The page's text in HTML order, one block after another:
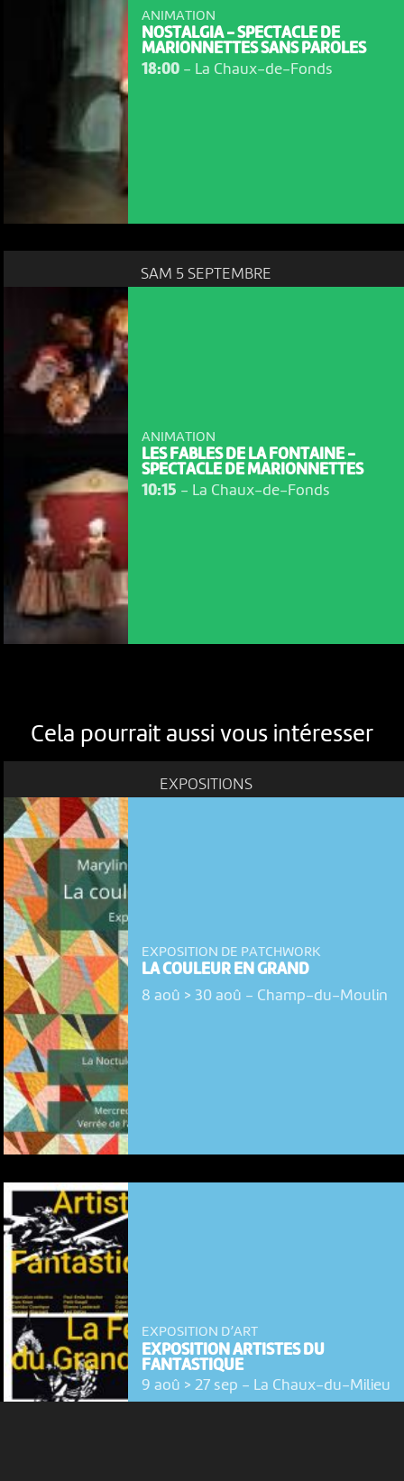
NOUS UTILISONS DES COOKIES
En poursuivant votre navigation sur le culturoscoPe site vous
consentez à l’utilisation de cookies. Les cookies nous
permettent d'analyser le trafic, d’affiner les contenus mis à
votre disposition et renseigner les acteurs·trices culturel·le·s sur
l'intérêt porté à leurs événements.
Plus d'infos
ANIMATION
NOSTALGIA - SPECTACLE DE
MARIONNETTES SANS PAROLES
18:00- La Chaux-de-Fonds
SAM 5 SEPTEMBRE
ANIMATION
LES FABLES DE LA FONTAINE -
SPECTACLE DE MARIONNETTES
10:15 - La Chaux-de-Fonds
Cela pourrait aussi vous intéresser
EXPOSITIONS
EXPOSITION DE PATCHWORK
LA COULEUR EN GRAND
8 aoû > 30 aoû - Champ-du-Moulin
EXPOSITION D’ART
EXPOSITION ARTISTES DU
FANTASTIQUE
9 aoû > 27 sep - La Chaux-du-Milieu